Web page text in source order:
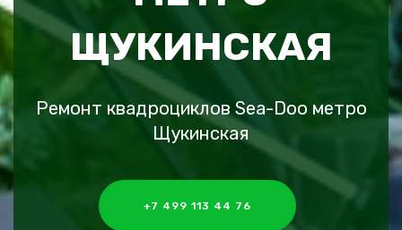
ЩУКИНСКАЯ
Ремонт квадроциклов Sea-Doo метро
Щукинская
+7 499 113 44 76